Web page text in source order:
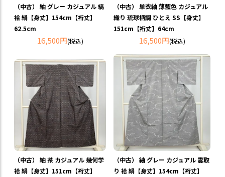
（中古） 紬 グレー カジュアル 縞
袷 絹【身丈】154cm【裄丈】
62.5cm
16,500円(税込)
（中古） 単衣紬 薄藍色 カジュアル
織り 琉球柄調 ひとえ SS【身丈】
151cm【裄丈】64cm
16,500円(税込)
（中古） 紬 茶 カジュアル 幾何学
袷 絹【身丈】151cm【裄丈】
（中古） 紬 グレー カジュアル 雲取
り 袷 絹【身丈】154cm【裄丈】